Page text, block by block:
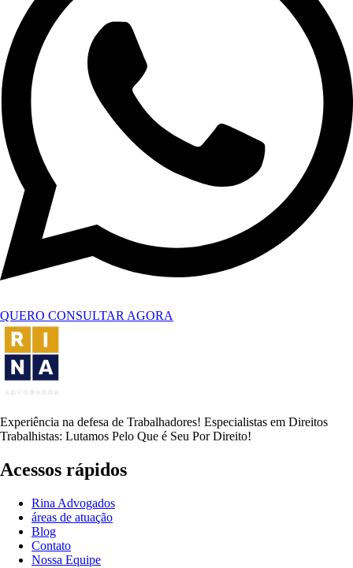
QUERO CONSULTAR AGORA
Experiência na defesa de Trabalhadores! Especialistas em Direitos
Trabalhistas: Lutamos Pelo Que é Seu Por Direito!
Acessos rápidos
Rina Advogados
áreas de atuação
Blog
Contato
Nossa Equipe